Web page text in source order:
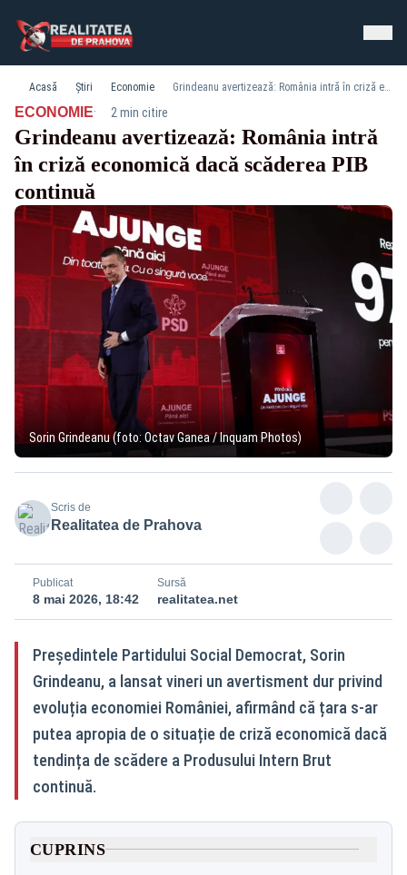
Acasă Știri Economie Grindeanu avertizează: România intră în criză economică dacă scăderea PIB continuă
ECONOMIE· 2 min citire
Grindeanu avertizează: România intră
în criză economică dacă scăderea PIB
continuă
Sorin Grindeanu (foto: Octav Ganea / Inquam Photos)
Scris de
Realitatea de Prahova
Publicat
8 mai 2026, 18:42
Sursă
realitatea.net
Președintele Partidului Social Democrat, Sorin
Grindeanu, a lansat vineri un avertisment dur privind
evoluția economiei României, afirmând că țara s-ar
putea apropia de o situație de criză economică dacă
tendința de scădere a Produsului Intern Brut
continuă.
CUPRINS